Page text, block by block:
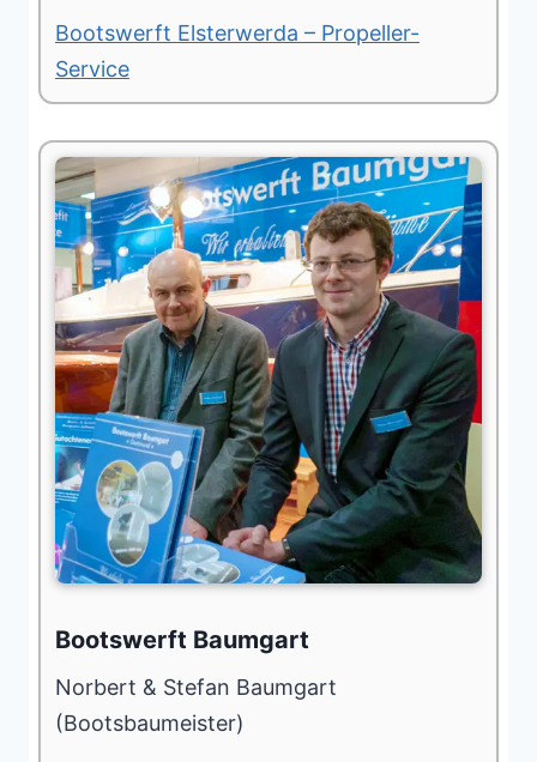
Bootswerft Elsterwerda – Propeller-
Service
Bootswerft Baumgart
Norbert & Stefan Baumgart
(Bootsbaumeister)